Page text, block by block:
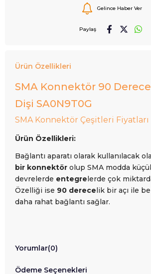
Gelince Haber Ver
Paylaş
Ürün Özellikleri
SMA Konnektör 90 Derece
Dişi SA0N9T0G
SMA Konnektör Çeşitleri Fiyatları
Ürün Özellikleri:
Bağlantı aparatı olarak kullanılacak
bir konnektör olup SMA modda
devrelerde entegrelerde çok
Özelliği ise 90 derecelik bir açı ile
daha rahat bağlantı sağlar.
Yorumlar(0)
Ödeme Seçenekleri